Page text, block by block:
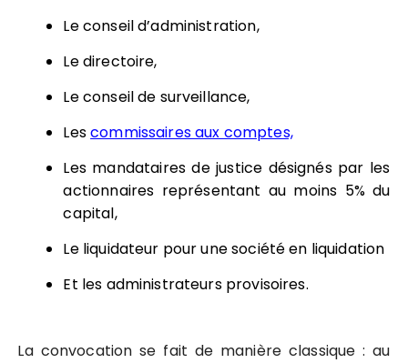
Le conseil d’administration,
Le directoire,
Le conseil de surveillance,
Lescommissaires aux comptes,
Les mandataires de justice désignés par les
actionnaires représentant au moins 5% du
capital,
Le liquidateur pour une société en liquidation
Et les administrateurs provisoires.
La convocation se fait de manière classique : au